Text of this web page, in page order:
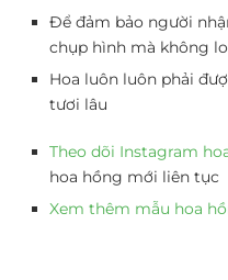
Để đảm bảo người
chụp hình mà không
Hoa luôn luôn phải
tươi lâu
Theo dõi Instagram
hoa hồng mới liên tục
Xem thêm mẫu hoa